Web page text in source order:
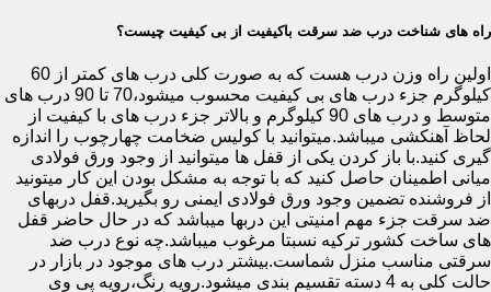
راه های شناخت درب ضد سرقت باکیفیت از بی کیفیت چیست؟
اولین راه وزن درب هست که به صورت کلی درب های کمتر از 60
کیلوگرم جزء درب های بی کیفیت محسوب میشود،70 تا 90 درب های
متوسط و درب های 90 کیلوگرم و بالاتر جزء درب های با کیفیت از
لحاظ آهنکشی میباشد.میتوانید با کولیس ضخامت چهارچوب را اندازه
گیری کنید.با باز کردن یکی از قفل ها میتوانید از وجود ورق فولادی
میانی اطمینان حاصل کنید که با توجه به مشکل بودن این کار میتونید
از فروشنده تضمین وجود ورق فولادی ایمنی رو بگیرید.قفل دربهای
ضد سرقت جزء مهم امنیتی این دربها میباشد که در حال حاضر قفل
های ساخت کشور ترکیه نسبتا مرغوب میباشد.چه نوع درب ضد
سرقتی مناسب منزل شماست.بیشتر درب های موجود در بازار در
حالت کلی به 4 دسته تقسیم بندی میشود.رویه رنگ،رویه پی وی